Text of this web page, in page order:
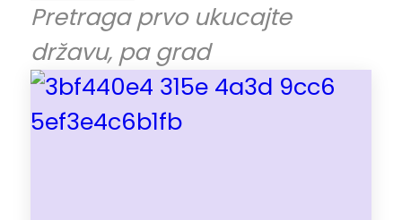
Pretraga prvo ukucajte
državu, pa grad